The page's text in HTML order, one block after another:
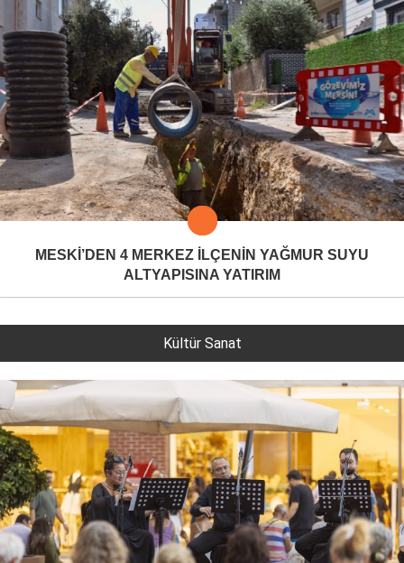
MESKİ’DEN 4 MERKEZ İLÇENİN YAĞMUR SUYU
ALTYAPISINA YATIRIM
Kültür Sanat